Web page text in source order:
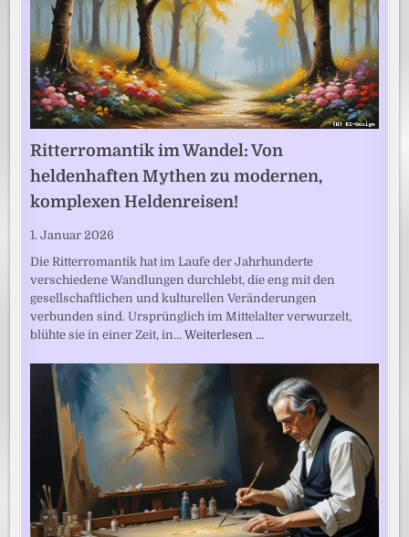
Ritterromantik im Wandel: Von
heldenhaften Mythen zu modernen,
komplexen Heldenreisen!
1. Januar 2026
Die Ritterromantik hat im Laufe der Jahrhunderte
verschiedene Wandlungen durchlebt, die eng mit den
gesellschaftlichen und kulturellen Veränderungen
verbunden sind. Ursprünglich im Mittelalter verwurzelt,
blühte sie in einer Zeit, in…Weiterlesen …